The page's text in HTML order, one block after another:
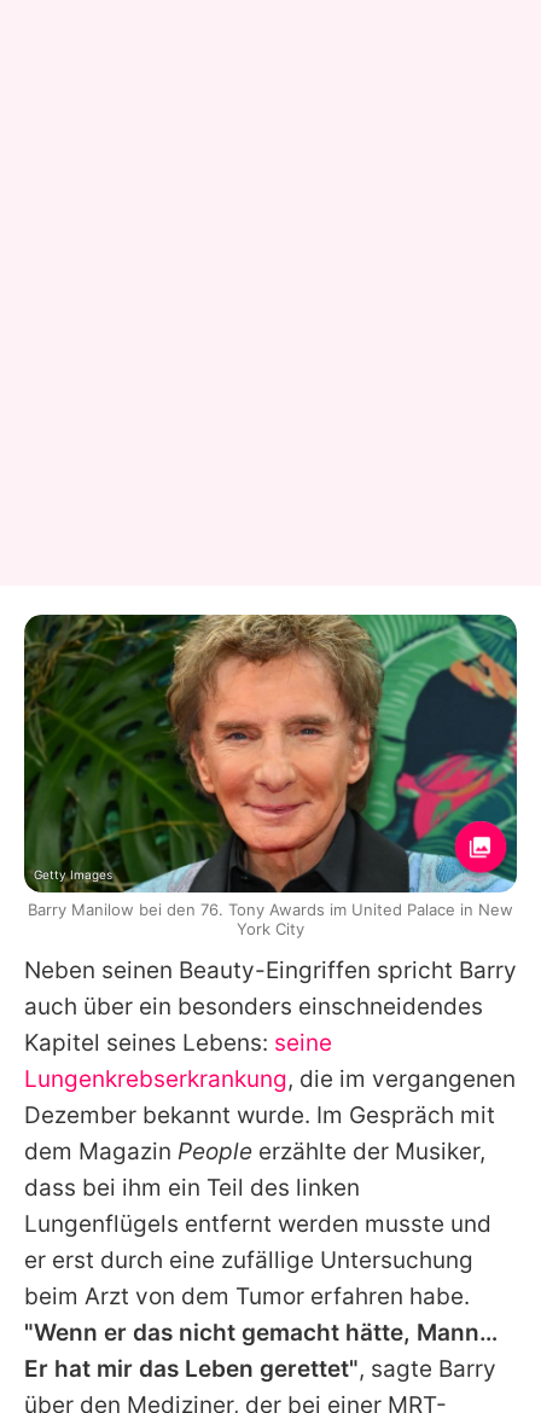
Neben seinen Beauty-Eingriffen spricht Barry
auch über ein besonders einschneidendes
Kapitel seines Lebens: seine
Lungenkrebserkrankung, die im vergangenen
Dezember bekannt wurde. Im Gespräch mit
dem Magazin People erzählte der Musiker,
dass bei ihm ein Teil des linken
Lungenflügels entfernt werden musste und
er erst durch eine zufällige Untersuchung
beim Arzt von dem Tumor erfahren habe.
"Wenn er das nicht gemacht hätte, Mann…
Er hat mir das Leben gerettet", sagte Barry
über den Mediziner, der bei einer MRT-
Getty Images
Barry Manilow bei den 76. Tony Awards im United Palace in New
York City